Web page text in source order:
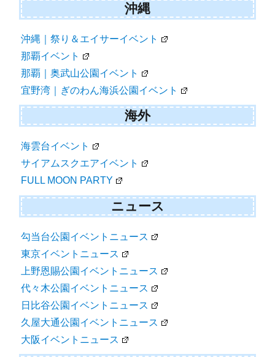
沖縄
沖縄｜祭り＆エイサーイベント
那覇イベント
那覇｜奥武山公園イベント
宜野湾｜ぎのわん海浜公園イベント
海外
海雲台イベント
サイアムスクエアイベント
FULL MOON PARTY
ニュース
勾当台公園イベントニュース
東京イベントニュース
上野恩賜公園イベントニュース
代々木公園イベントニュース
日比谷公園イベントニュース
久屋大通公園イベントニュース
大阪イベントニュース